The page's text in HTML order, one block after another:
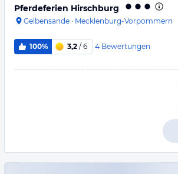
Pferdeferien Hirschburg
Gelbensande · Mecklenburg-Vorpommern
100% 3,2 / 6 4 Bewertungen